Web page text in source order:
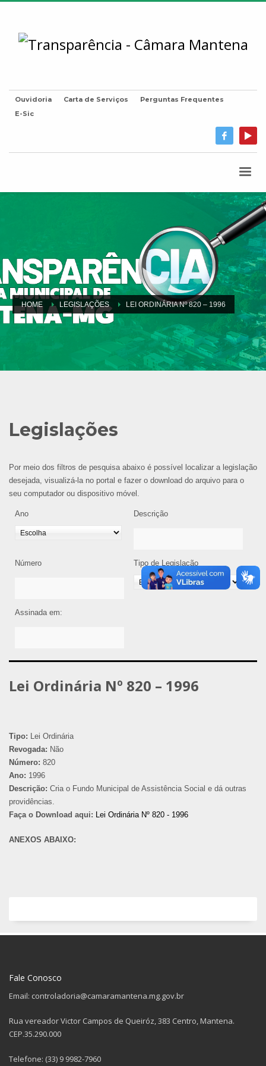
Ouvidoria Carta de Serviços
Perguntas Frequentes
E-Sic
HOME LEGISLAÇÕES LEI ORDINÁRIA Nº 820 – 1996
Legislações
Por meio dos filtros de pesquisa abaixo é possível localizar a legislação
desejada, visualizá-la no portal e fazer o download do arquivo para o
seu computador ou dispositivo móvel.
Ano Descrição
Número Tipo de Legislação
Assinada em:
Lei Ordinária Nº 820 – 1996
Tipo: Lei Ordinária
Revogada: Não
Número: 820
Ano: 1996
Descrição: Cria o Fundo Municipal de Assistência Social e dá outras
providências.
Faça o Download aqui: Lei Ordinária Nº 820 - 1996
ANEXOS ABAIXO:
Fale Conosco
Email: controladoria@camaramantena.mg.gov.br
Rua vereador Victor Campos de Queiróz, 383 Centro, Mantena.
CEP.35.290.000
Telefone: (33) 9 9982-7960